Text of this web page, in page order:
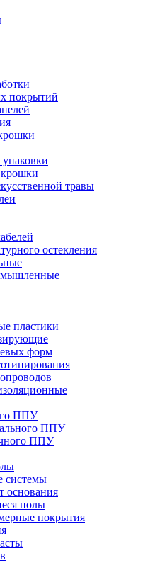
покрытий
травы
остекления
пластики
форм
ППУ
ППУ
ППУ
системы
основания
полы
покрытия